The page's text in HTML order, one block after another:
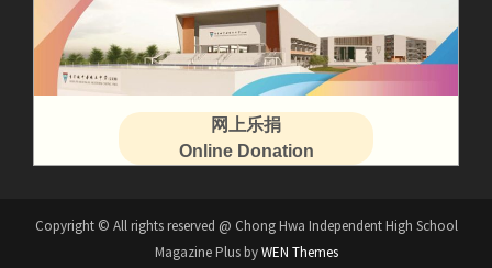
网上乐捐
Online Donation
Copyright © All rights reserved @ Chong Hwa Independent High School
Magazine Plus byWEN Themes